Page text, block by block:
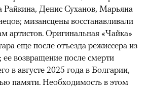
Райкина, Денис Суханов, Марьяна
мизансцены восстанавливали
артистов. Оригинальная «Чайка»
еще после отъезда режиссера из
ее возвращение после смерти
в августе 2025 года в Болгарии,
памяти. Необходимость в этом